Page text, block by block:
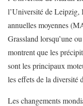
l’Université de Leipzig,
annuelles moyennes
Grassland lorsqu’une
montrent que les
sont les principaux
les effets de la diversité
Les changements